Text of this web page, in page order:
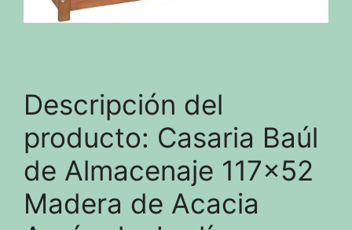
Descripción del
producto: Casaria Baúl
de Almacenaje 117×52
Madera de Acacia